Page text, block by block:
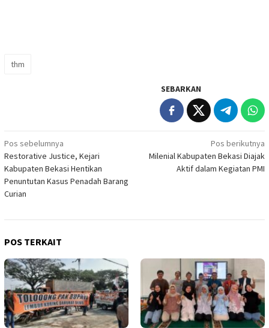
thm
SEBARKAN
Navigasi
pos
Pos sebelumnya
Restorative Justice, Kejari
Kabupaten Bekasi Hentikan
Penuntutan Kasus Penadah Barang
Curian
Pos berikutnya
Milenial Kabupaten Bekasi Diajak
Aktif dalam Kegiatan PMI
POS TERKAIT